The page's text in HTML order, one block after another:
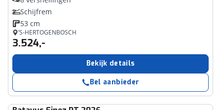
Schijfrem
53 cm
’S-HERTOGENBOSCH
3.524,-
Bekijk details
Bel aanbieder